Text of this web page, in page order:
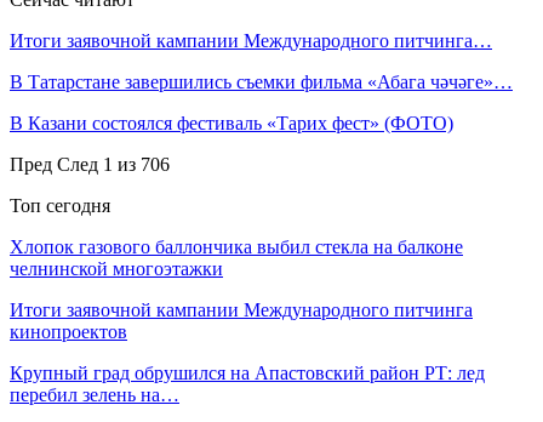
Итоги заявочной кампании Международного питчинга…
В Татарстане завершились съемки фильма «Абага чәчәге»…
В Казани состоялся фестиваль «Тарих фест» (ФОТО)
Пред След 1 из 706
Топ сегодня
Хлопок газового баллончика выбил стекла на балконе
челнинской многоэтажки
Итоги заявочной кампании Международного питчинга
кинопроектов
Крупный град обрушился на Апастовский район РТ: лед
перебил зелень на…